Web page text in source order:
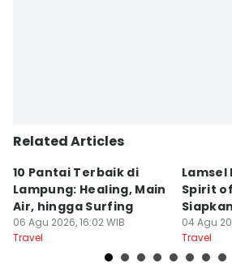
Related Articles
10 Pantai Terbaik di
Lampung: Healing, Main
Air, hingga Surfing
06 Agu 2026, 16:02 WIB
Travel
Lamsel
Spirit
Utama
04 Agu
Travel